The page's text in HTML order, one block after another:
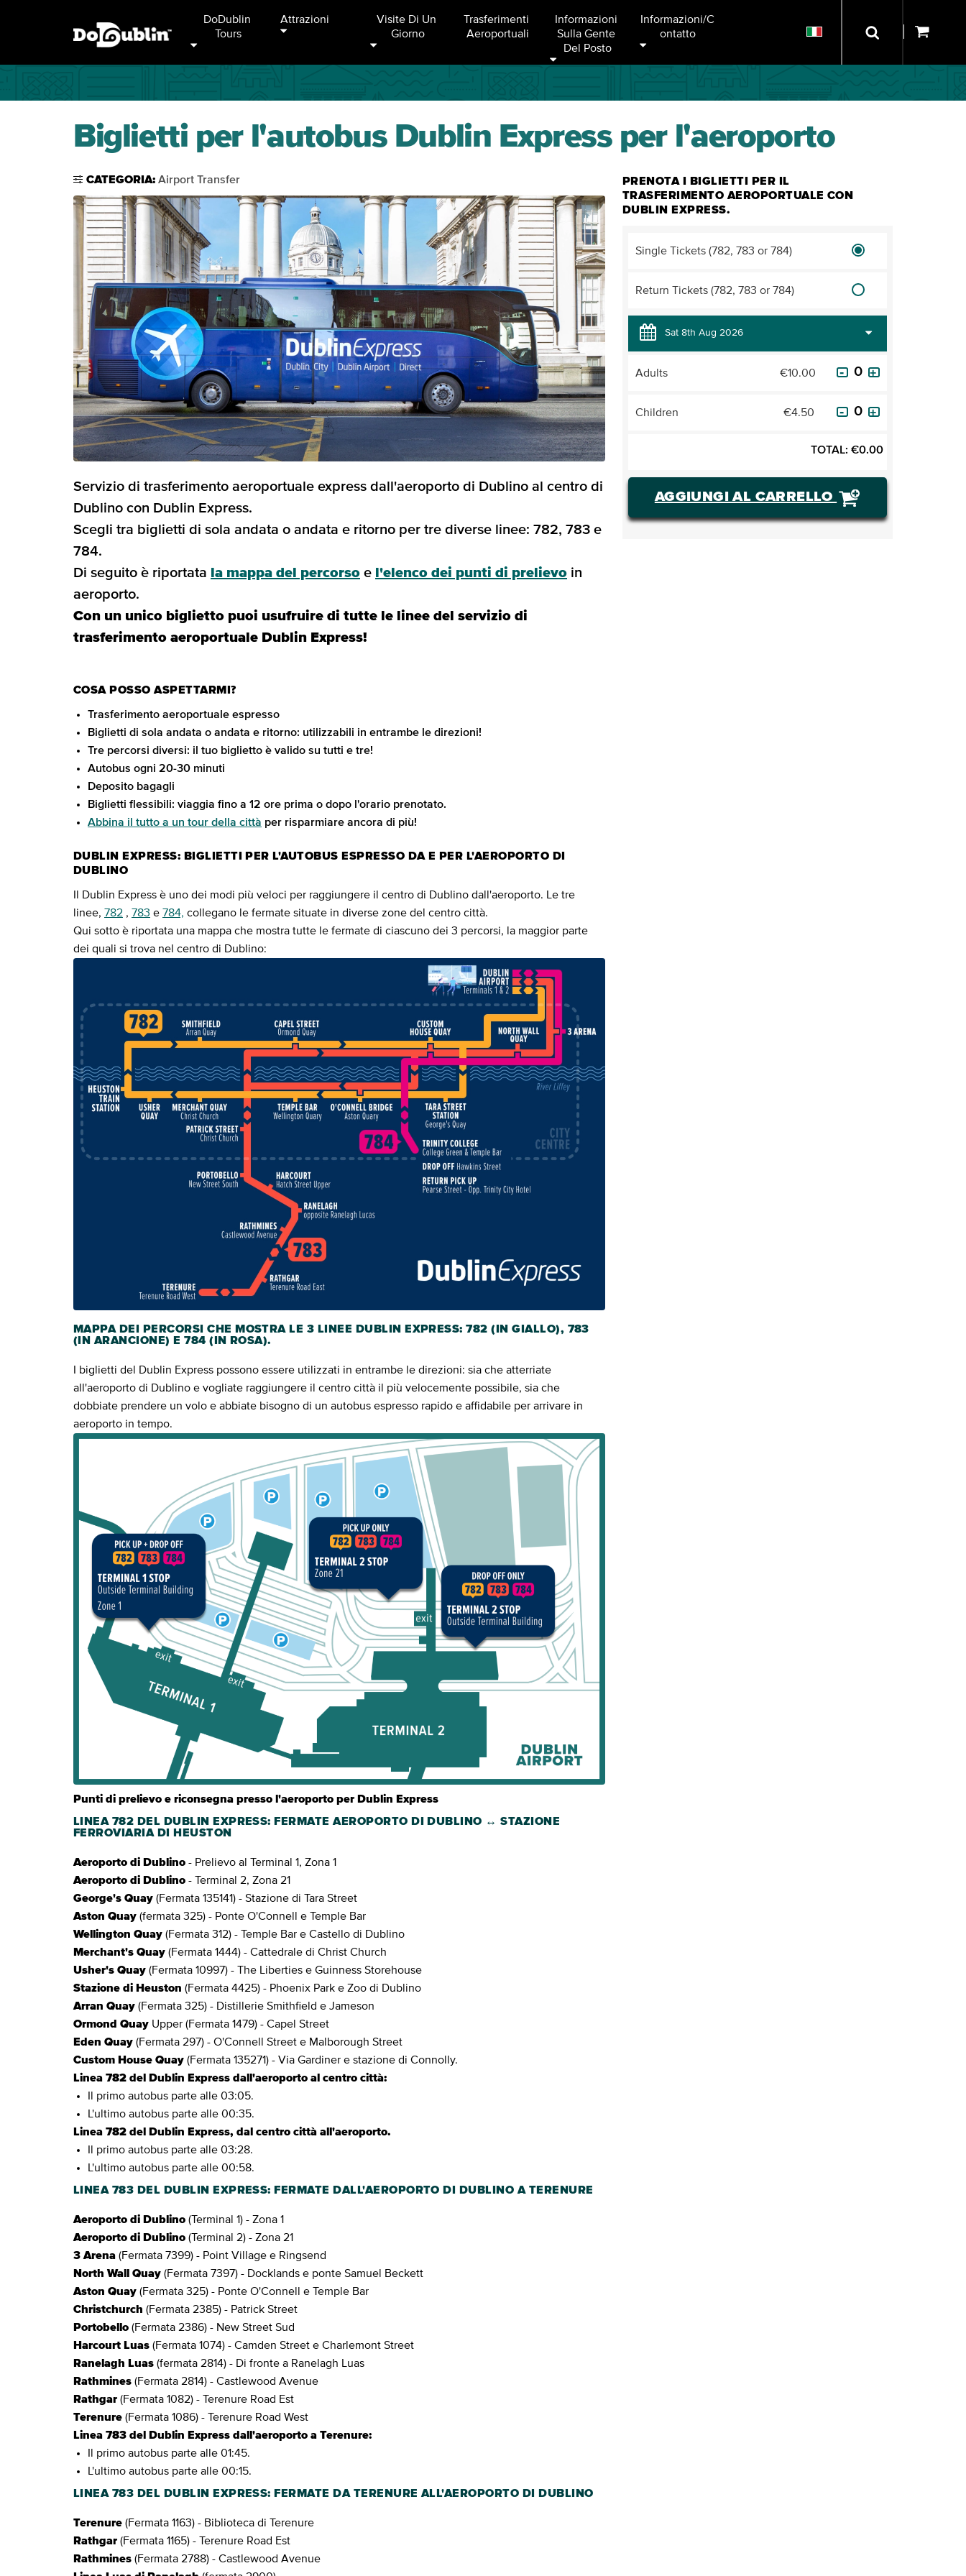
DoDublin
Tours
Attrazioni
Visite Di Un
Giorno
Trasferimenti
Aeroportuali
Informazioni
Sulla Gente
Del Posto
Informazioni/C
Ontatto
Biglietti per l'autobus Dublin Express per l'aeroporto
CATEGORIA: Airport Transfer
Servizio di trasferimento aeroportuale express dall'aeroporto di Dublino al centro di
Dublino con Dublin Express.
Scegli tra biglietti di sola andata o andata e ritorno per tre diverse linee: 782, 783 e
784.
Di seguito è riportata la mappa del percorso e l'elenco dei punti di prelievo in
aeroporto.
Con un unico biglietto puoi usufruire di tutte le linee del servizio di
trasferimento aeroportuale Dublin Express!
COSA POSSO ASPETTARMI?
Trasferimento aeroportuale espresso
Biglietti di sola andata o andata e ritorno: utilizzabili in entrambe le direzioni!
Tre percorsi diversi: il tuo biglietto è valido su tutti e tre!
Autobus ogni 20-30 minuti
Deposito bagagli
Biglietti flessibili: viaggia fino a 12 ore prima o dopo l'orario prenotato.
Abbina il tutto a un tour della città per risparmiare ancora di più!
DUBLIN EXPRESS: BIGLIETTI PER L'AUTOBUS ESPRESSO DA E PER L'AEROPORTO DI
DUBLINO
Il Dublin Express è uno dei modi più veloci per raggiungere il centro di Dublino dall'aeroporto. Le tre
linee, 782 , 783 e 784, collegano le fermate situate in diverse zone del centro città.
Qui sotto è riportata una mappa che mostra tutte le fermate di ciascuno dei 3 percorsi, la maggior parte
dei quali si trova nel centro di Dublino:
MAPPA DEI PERCORSI CHE MOSTRA LE 3 LINEE DUBLIN EXPRESS: 782 (IN GIALLO), 783
(IN ARANCIONE) E 784 (IN ROSA).
I biglietti del Dublin Express possono essere utilizzati in entrambe le direzioni: sia che atterriate
all'aeroporto di Dublino e vogliate raggiungere il centro città il più velocemente possibile, sia che
dobbiate prendere un volo e abbiate bisogno di un autobus espresso rapido e affidabile per arrivare in
aeroporto in tempo.
Punti di prelievo e riconsegna presso l'aeroporto per Dublin Express
LINEA 782 DEL DUBLIN EXPRESS: FERMATE AEROPORTO DI DUBLINO ↔ STAZIONE
FERROVIARIA DI HEUSTON
Aeroporto di Dublino - Prelievo al Terminal 1, Zona 1
Aeroporto di Dublino - Terminal 2, Zona 21
George's Quay (Fermata 135141) - Stazione di Tara Street
Aston Quay (fermata 325) - Ponte O'Connell e Temple Bar
Wellington Quay (Fermata 312) - Temple Bar e Castello di Dublino
Merchant's Quay (Fermata 1444) - Cattedrale di Christ Church
Usher's Quay (Fermata 10997) - The Liberties e Guinness Storehouse
Stazione di Heuston (Fermata 4425) - Phoenix Park e Zoo di Dublino
Arran Quay (Fermata 325) - Distillerie Smithfield e Jameson
Ormond Quay Upper (Fermata 1479) - Capel Street
Eden Quay (Fermata 297) - O'Connell Street e Malborough Street
Custom House Quay (Fermata 135271) - Via Gardiner e stazione di Connolly.
Linea 782 del Dublin Express dall'aeroporto al centro città:
Il primo autobus parte alle 03:05.
L'ultimo autobus parte alle 00:35.
Linea 782 del Dublin Express, dal centro città all'aeroporto.
Il primo autobus parte alle 03:28.
L'ultimo autobus parte alle 00:58.
LINEA 783 DEL DUBLIN EXPRESS: FERMATE DALL'AEROPORTO DI DUBLINO A TERENURE
Aeroporto di Dublino (Terminal 1) - Zona 1
Aeroporto di Dublino (Terminal 2) - Zona 21
3 Arena (Fermata 7399) - Point Village e Ringsend
North Wall Quay (Fermata 7397) - Docklands e ponte Samuel Beckett
Aston Quay (Fermata 325) - Ponte O'Connell e Temple Bar
Christchurch (Fermata 2385) - Patrick Street
Portobello (Fermata 2386) - New Street Sud
Harcourt Luas (Fermata 1074) - Camden Street e Charlemont Street
Ranelagh Luas (fermata 2814) - Di fronte a Ranelagh Luas
Rathmines (Fermata 2814) - Castlewood Avenue
Rathgar (Fermata 1082) - Terenure Road Est
Terenure (Fermata 1086) - Terenure Road West
Linea 783 del Dublin Express dall'aeroporto a Terenure:
Il primo autobus parte alle 01:45.
L'ultimo autobus parte alle 00:15.
LINEA 783 DEL DUBLIN EXPRESS: FERMATE DA TERENURE ALL'AEROPORTO DI DUBLINO
Terenure (Fermata 1163) - Biblioteca di Terenure
Rathgar (Fermata 1165) - Terenure Road Est
Rathmines (Fermata 2788) - Castlewood Avenue
PRENOTA I BIGLIETTI PER IL
TRASFERIMENTO AEROPORTUALE CON
DUBLIN EXPRESS.
Single Tickets (782, 783 or 784)
Return Tickets (782, 783 or 784)
Adults €10.00
Children €4.50
TOTAL: €0.00
AGGIUNGI AL CARRELLO